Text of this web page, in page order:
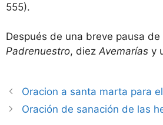
555).
Después de una breve pausa
Padrenuestro, diezAvemarías y
Oracion a santa marta para
Oración de sanación de las